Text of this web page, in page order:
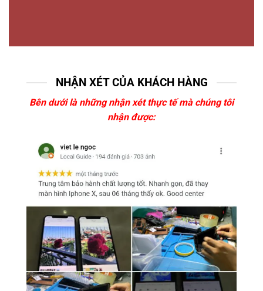
NHẬN XÉT CỦA KHÁCH HÀNG
Bên dưới là những nhận xét thực tế mà chúng tôi
nhận được: